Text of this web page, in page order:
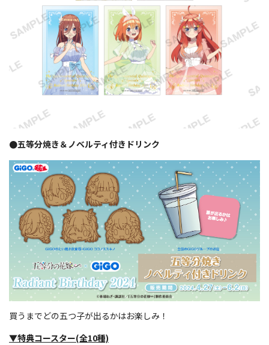
●五等分焼き＆ノベルティ付きドリンク
買うまでどの五つ子が出るかはお楽しみ！
▼特典コースター(全10種)